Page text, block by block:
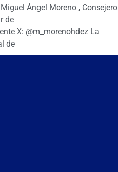
Ángel Moreno , Consejero
de
X: @m_morenohdez La
de